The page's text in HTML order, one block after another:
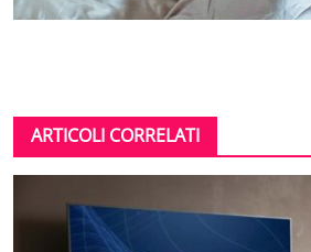
ARTICOLI CORRELATI